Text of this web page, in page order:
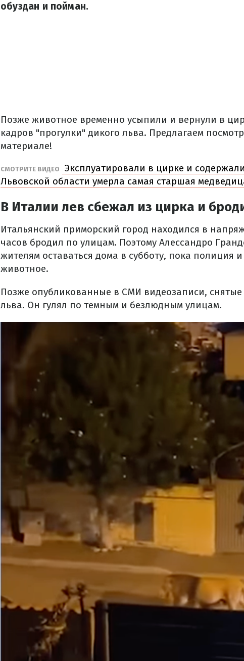
обуздан и пойман.
Позже животное временно усыпили и вернули в
кадров "прогулки" дикого льва. Предлагаем
материале!
СМОТРИТЕ ВИДЕО
Эксплуатировали в цирке и
Львовской области умерла самая старшая
В Италии лев сбежал из цирка и
Итальянский приморский город находился в
часов бродил по улицам. Поэтому Алессандро
жителям оставаться дома в субботу, пока полиция
животное.
Позже опубликованные в СМИ видеозаписи,
льва. Он гулял по темным и безлюдным улицам.